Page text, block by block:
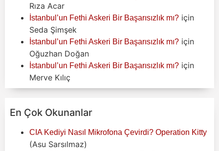
Rıza Acar
İstanbul’un Fethi Askeri Bir Başarısızlık mı? için
Seda Şimşek
İstanbul’un Fethi Askeri Bir Başarısızlık mı? için
Oğuzhan Doğan
İstanbul’un Fethi Askeri Bir Başarısızlık mı? için
Merve Kılıç
En Çok Okunanlar
CIA Kediyi Nasıl Mikrofona Çevirdi? Operation Kitty
(Asu Sarsılmaz)